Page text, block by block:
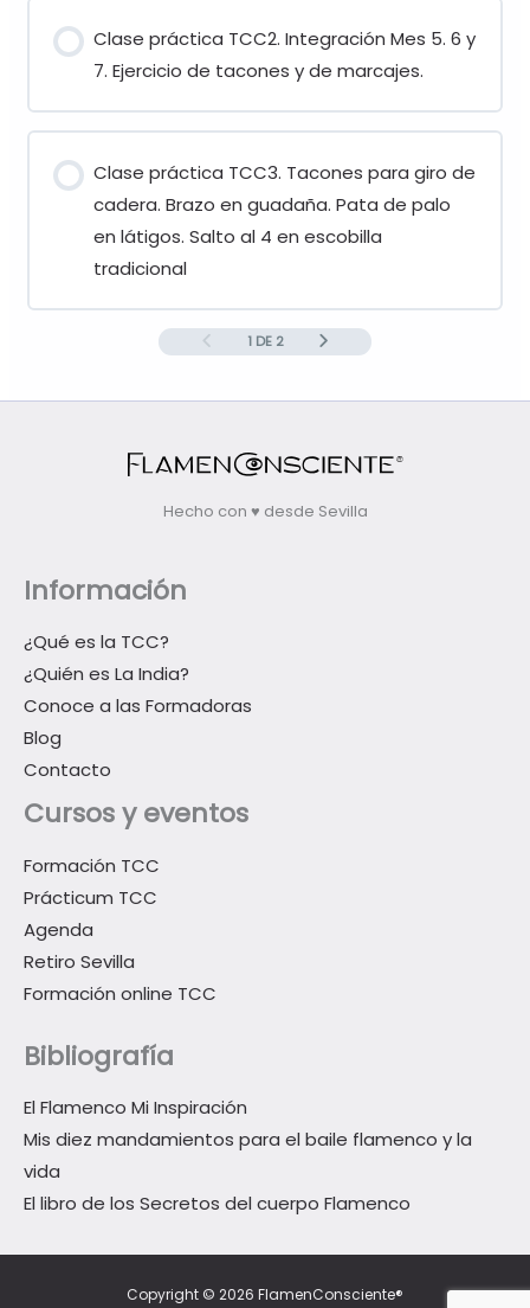
Clase práctica TCC2. Integración Mes 5. 6 y
7. Ejercicio de tacones y de marcajes.
Clase práctica TCC3. Tacones para giro de
cadera. Brazo en guadaña. Pata de palo
en látigos. Salto al 4 en escobilla
tradicional
1 DE 2
Hecho con ♥ desde Sevilla
Información
¿Qué es la TCC?
¿Quién es La India?
Conoce a las Formadoras
Blog
Contacto
Cursos y eventos
Formación TCC
Prácticum TCC
Agenda
Retiro Sevilla
Formación online TCC
Bibliografía
El Flamenco Mi Inspiración
Mis diez mandamientos para el baile flamenco y la
vida
El libro de los Secretos del cuerpo Flamenco
Copyright © 2026 FlamenConsciente®